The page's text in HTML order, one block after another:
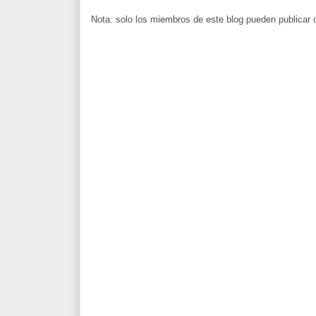
Nota: solo los miembros de este blog pueden publicar